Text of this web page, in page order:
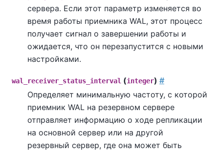
сервера. Если этот параметр изменяется во
время работы приемника WAL, этот процесс
получает сигнал о завершении работы и
ожидается, что он перезапустится с новыми
настройками.
wal_receiver_status_interval (integer) #
Определяет минимальную частоту, с которой
приемник WAL на резервном сервере
отправляет информацию о ходе репликации
на основной сервер или на другой
резервный сервер, где она может быть